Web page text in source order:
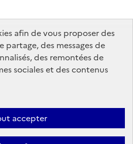
afin de vous proposer des
des messages de
des remontées de
sociales et des contenus
accepter
data.gouv.fr
de connexion (cookies)